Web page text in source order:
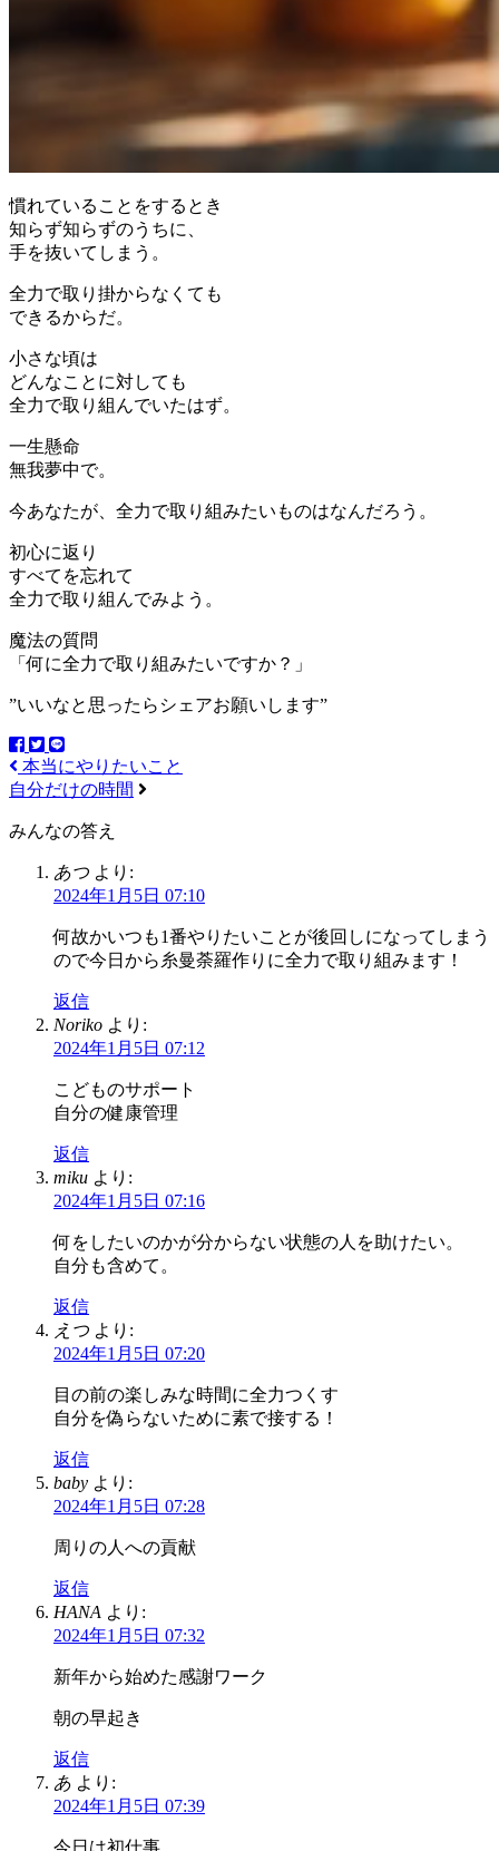
慣れていることをするとき
知らず知らずのうちに、
手を抜いてしまう。
全力で取り掛からなくても
できるからだ。
小さな頃は
どんなことに対しても
全力で取り組んでいたはず。
一生懸命
無我夢中で。
今あなたが、全力で取り組みたいものはなんだろう。
初心に返り
すべてを忘れて
全力で取り組んでみよう。
魔法の質問
「何に全力で取り組みたいですか？」
”いいなと思ったらシェアお願いします”
本当にやりたいこと
自分だけの時間
みんなの答え
あつ より:
2024年1月5日 07:10
何故かいつも1番やりたいことが後回しになってしまう
ので今日から糸曼荼羅作りに全力で取り組みます！
返信
Noriko より:
2024年1月5日 07:12
こどものサポート
自分の健康管理
返信
miku より:
2024年1月5日 07:16
何をしたいのかが分からない状態の人を助けたい。
自分も含めて。
返信
えつ より:
2024年1月5日 07:20
目の前の楽しみな時間に全力つくす
自分を偽らないために素で接する！
返信
baby より:
2024年1月5日 07:28
周りの人への貢献
返信
HANA より:
2024年1月5日 07:32
新年から始めた感謝ワーク
朝の早起き
返信
あ より:
2024年1月5日 07:39